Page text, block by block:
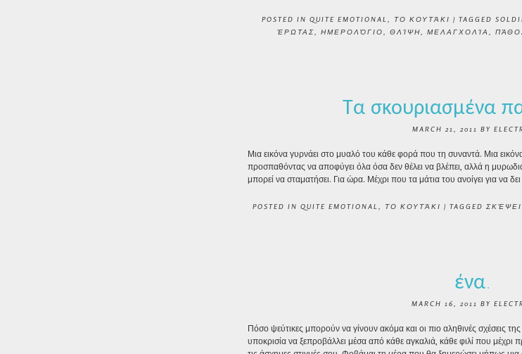
POSTED IN QUITE EMOTIONAL ΤΟ ΚΟΥΤΆΚΙ | TAGGED
ΈΡΩΤΑΣ
ΗΜΕΡΟΛΌΓΙΟ ΘΛΊΨΗ ΜΕΛΑΓΧΟΛΊΑ
Τα σκουριασμένα
MARCH 21, 2011 BY
Μια εικόνα γυρνάει στο μυαλό του κάθε φορά που τη συναντά. Μια εικόνα
προσπαθόντας να αποφύγει όλα όσα δεν θέλει να βλέπει, αλλά η
μπορεί να σταματήσει. Για ώρα. Μέχρι που τα μάτια του ανοίγει για να
POSTED IN QUITE EMOTIONAL ΤΟ ΚΟΥΤΆΚΙ | TAGGED
ένα.
MARCH 16, 2011 BY
Πόσο ψεύτικες μπορούν να γίνουν ακόμα και οι πιο αληθινές σχέσεις
υποκρισία να ξεπροβάλλει μέσα από κάθε αγκαλιά, κάθε φιλί που μέχρι